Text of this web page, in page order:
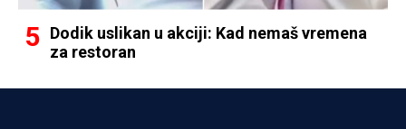
Dodik uslikan u akciji: Kad nemaš vremena
za restoran